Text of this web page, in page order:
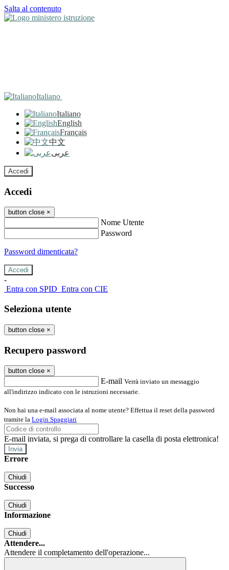
Salta al contenuto
Italiano
Italiano
English
Français
中文
عربى
Accedi
Accedi
button close ×
Nome Utente
Password
Password dimenticata?
-
Entra con SPID Entra con CIE
Seleziona utente
button close ×
Recupero password
button close ×
E-mail Verrà inviato un messaggio
all'indirizzo indicato con le istruzioni necessarie.
Non hai una e-mail associata al nome utente? Effettua il reset della password
tramite la Login Spaggiari
E-mail inviata, si prega di controllare la casella di posta elettronica!
Errore
Chiudi
Successo
Chiudi
Informazione
Chiudi
Attendere...
Attendere il completamento dell'operazione...